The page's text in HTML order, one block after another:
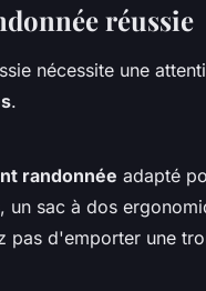
réussie
nécessite une
.
randonnée adapté
un sac à dos
d'emporter une